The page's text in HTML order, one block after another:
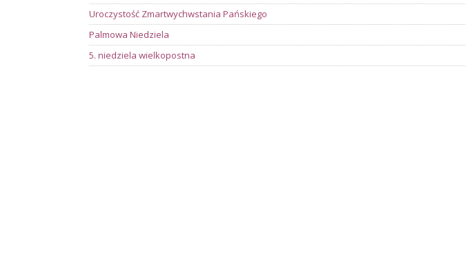
Uroczystość Zmartwychwstania Pańskiego
Palmowa Niedziela
5. niedziela wielkopostna